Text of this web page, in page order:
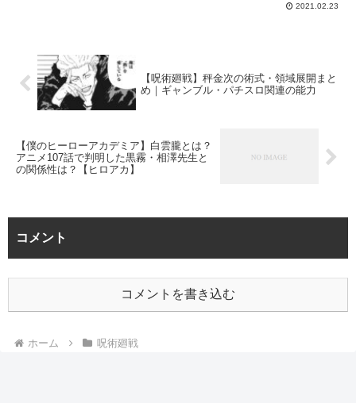
2021.02.23
【呪術廻戦】秤金次の術式・領域展開まと
め｜ギャンブル・パチスロ関連の能力
【僕のヒーローアカデミア】白雲朧とは？
アニメ107話で判明した黒霧・相澤先生と
の関係性は？【ヒロアカ】
コメント
コメントを書き込む
ホーム 呪術廻戦